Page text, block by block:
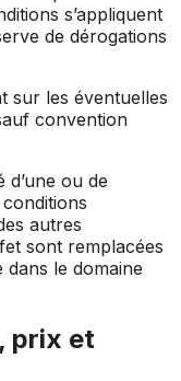
s’appliquent
de dérogations
sur les éventuelles
convention
ou de
autres
sont remplacées
dans le domaine
prix et